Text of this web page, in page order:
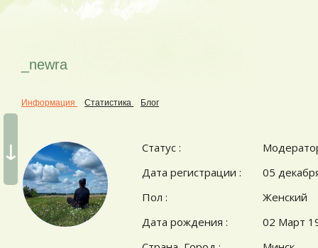
↓
_newra
Информация Статистика Блог
Статус :
Дата регистрации :
05
Пол :
Женский
Дата рождения :
02 Март